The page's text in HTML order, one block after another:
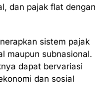
dan pajak flat dengan
sistem pajak
maupun subnasional.
dapat bervariasi
dan sosial